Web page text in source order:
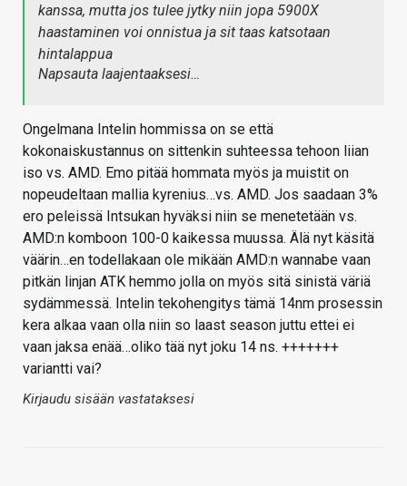
kanssa, mutta jos tulee jytky niin jopa 5900X
haastaminen voi onnistua ja sit taas katsotaan
hintalappua
Napsauta laajentaaksesi…
Ongelmana Intelin hommissa on se että
kokonaiskustannus on sittenkin suhteessa tehoon liian
iso vs. AMD. Emo pitää hommata myös ja muistit on
nopeudeltaan mallia kyrenius…vs. AMD. Jos saadaan 3%
ero peleissä Intsukan hyväksi niin se menetetään vs.
AMD:n komboon 100-0 kaikessa muussa. Älä nyt käsitä
väärin…en todellakaan ole mikään AMD:n wannabe vaan
pitkän linjan ATK hemmo jolla on myös sitä sinistä väriä
sydämmessä. Intelin tekohengitys tämä 14nm prosessin
kera alkaa vaan olla niin so laast season juttu ettei ei
vaan jaksa enää…oliko tää nyt joku 14 ns. +++++++
variantti vai?
Kirjaudu sisään vastataksesi